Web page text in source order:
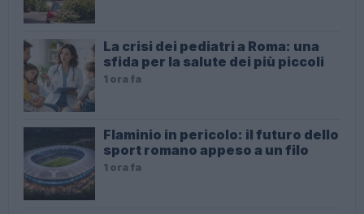
La crisi dei pediatri a Roma: una
sfida per la salute dei più piccoli
1 ora fa
Flaminio in pericolo: il futuro dello
sport romano appeso a un filo
1 ora fa